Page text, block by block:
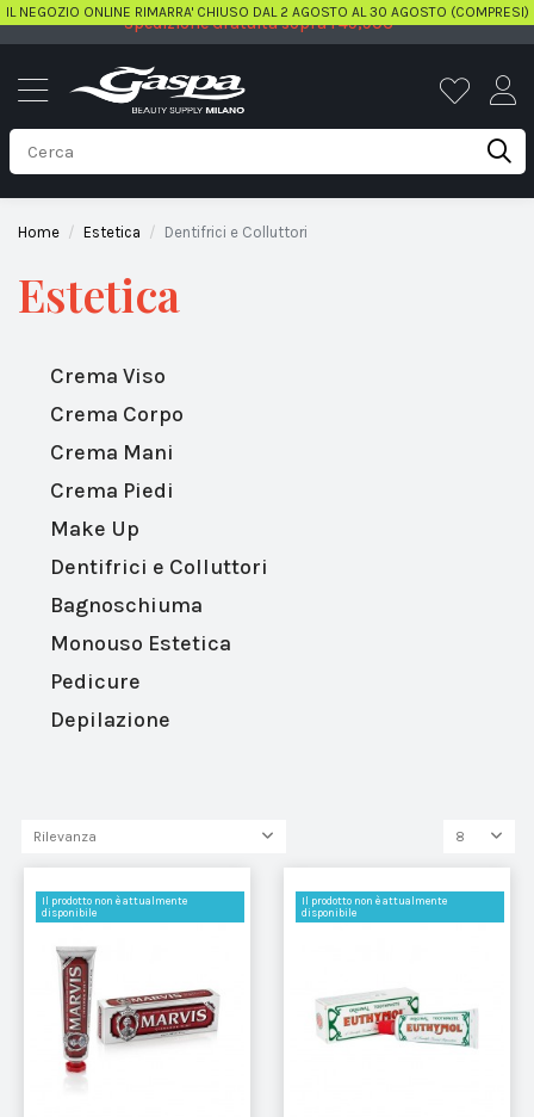
IL NEGOZIO ONLINE RIMARRA' CHIUSO DAL 2 AGOSTO AL 30 AGOSTO (COMPRESI)
Spedizione Gratuita sopra i 49,90€
Home Estetica Dentifrici e Colluttori
Rilevanza 8
Il prodotto non è attualmente
disponibile
Il prodotto non è attualmente
disponibile
Estetica
Crema Viso
Crema Corpo
Crema Mani
Crema Piedi
Make Up
Dentifrici e Colluttori
Bagnoschiuma
Monouso Estetica
Pedicure
Depilazione